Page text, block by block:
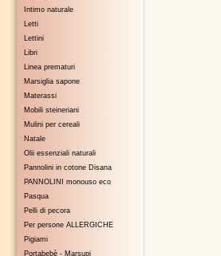
Intimo naturale
Letti
Lettini
Libri
Linea prematuri
Marsiglia sapone
Materassi
Mobili steineriani
Mulini per cereali
Natale
Olii essenziali naturali
Pannolini in cotone Disana
PANNOLINI monouso eco
Pasqua
Pelli di pecora
Per persone ALLERGICHE
Pigiami
Portabebè - Marsupi